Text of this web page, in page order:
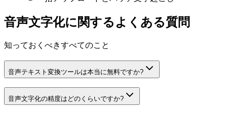
音声文字化に関するよくある質問
知っておくべきすべてのこと
音声テキスト変換ツールは本当に無料ですか?
音声文字化の精度はどのくらいですか?